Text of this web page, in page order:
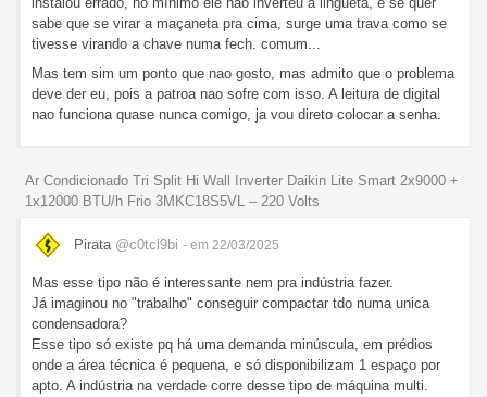
sabe que se virar a maçaneta pra cima, surge uma trava como se
tivesse virando a chave numa fech. comum...
Mas tem sim um ponto que nao gosto, mas admito que o problema
deve der eu, pois a patroa nao sofre com isso. A leitura de digital
nao funciona quase nunca comigo, ja vou direto colocar a senha.
Ar Condicionado Tri Split Hi Wall Inverter Daikin Lite Smart 2x9000 +
1x12000 BTU/h Frio 3MKC18S5VL – 220 Volts
Pirata @c0tcl9bi - em 22/03/2025
Mas esse tipo não é interessante nem pra indústria fazer.
Já imaginou no "trabalho" conseguir compactar tdo numa unica
condensadora?
Esse tipo só existe pq há uma demanda minúscula, em prédios
onde a área técnica é pequena, e só disponibilizam 1 espaço por
apto. A indústria na verdade corre desse tipo de máquina multi.